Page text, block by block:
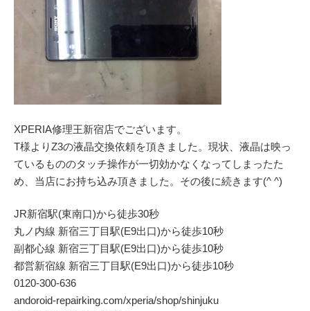
XPERIA修理王新宿店でございます。
T様よりZ3の液晶交換依頼を頂きました。現状、液晶は映っ
ているもののタッチ操作が一切効かなくなってしまったた
め、当店にお持ち込み頂きました。その後に続きます(^ ^)
JR新宿駅(東南口)から徒歩30秒
丸ノ内線 新宿三丁目駅(E9出口)から徒歩10秒
副都心線 新宿三丁目駅(E9出口)から徒歩10秒
都営新宿線 新宿三丁目駅(E9出口)から徒歩10秒
0120-300-636
andoroid-repairking.com/xperia/shop/shinjuku